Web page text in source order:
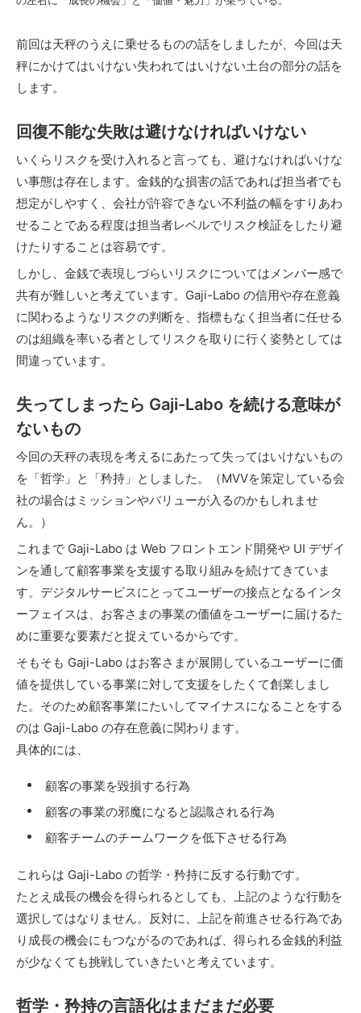
前回は天秤のうえに乗せるものの話をしましたが、今回は天
秤にかけてはいけない失われてはいけない土台の部分の話を
します。
回復不能な失敗は避けなければいけない
いくらリスクを受け入れると言っても、避けなければいけな
い事態は存在します。金銭的な損害の話であれば担当者でも
想定がしやすく、会社が許容できない不利益の幅をすりあわ
せることである程度は担当者レベルでリスク検証をしたり避
けたりすることは容易です。
しかし、金銭で表現しづらいリスクについてはメンバー感で
共有が難しいと考えています。Gaji-Labo の信用や存在意義
に関わるようなリスクの判断を、指標もなく担当者に任せる
のは組織を率いる者としてリスクを取りに行く姿勢としては
間違っています。
失ってしまったら Gaji-Labo を続ける意味が
ないもの
今回の天秤の表現を考えるにあたって失ってはいけないもの
を「哲学」と「矜持」としました。（MVVを策定している会
社の場合はミッションやバリューが入るのかもしれませ
ん。）
これまで Gaji-Labo は Web フロントエンド開発や UI デザイ
ンを通して顧客事業を支援する取り組みを続けてきていま
す。デジタルサービスにとってユーザーの接点となるインタ
ーフェイスは、お客さまの事業の価値をユーザーに届けるた
めに重要な要素だと捉えているからです。
そもそも Gaji-Labo はお客さまが展開しているユーザーに価
値を提供している事業に対して支援をしたくて創業しまし
た。そのため顧客事業にたいしてマイナスになることをする
のは Gaji-Labo の存在意義に関わります。
具体的には、
顧客の事業を毀損する行為
顧客の事業の邪魔になると認識される行為
顧客チームのチームワークを低下させる行為
これらは Gaji-Labo の哲学・矜持に反する行動です。
たとえ成長の機会を得られるとしても、上記のような行動を
選択してはなりません。反対に、上記を前進させる行為であ
り成長の機会にもつながるのであれば、得られる金銭的利益
が少なくても挑戦していきたいと考えています。
哲学・矜持の言語化はまだまだ必要